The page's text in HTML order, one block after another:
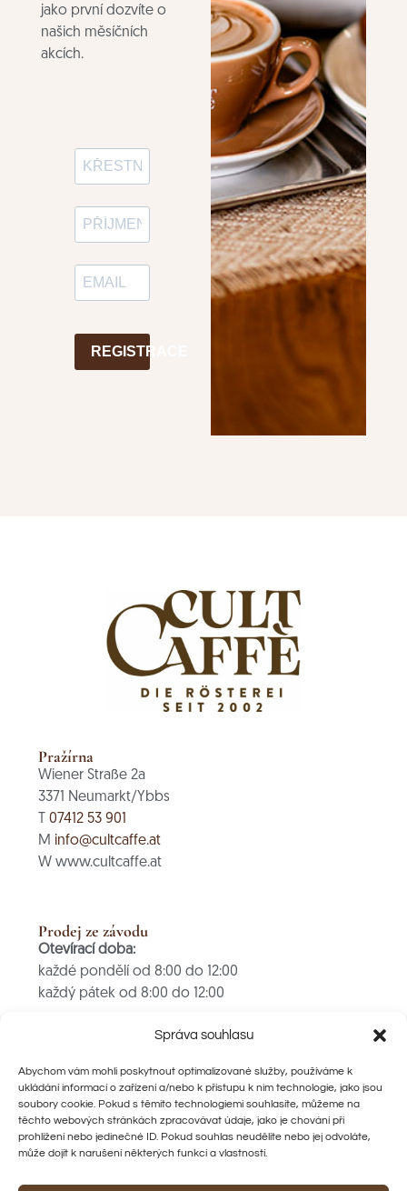
Správa souhlasu
Abychom vám mohli poskytnout optimalizované služby, používáme k
ukládání informací o zařízení a/nebo k přístupu k nim technologie, jako jsou
soubory cookie. Pokud s těmito technologiemi souhlasíte, můžeme na
těchto webových stránkách zpracovávat údaje, jako je chování při
prohlížení nebo jedinečné ID. Pokud souhlas neudělíte nebo jej odvoláte,
může dojít k narušení některých funkcí a vlastností.
jako první dozvíte o
našich měsíčních
akcích.
REGISTRACE
Pražírna
Wiener Straße 2a
3371 Neumarkt/Ybbs
T07412 53 901
M info@cultcaffe.at
W www.cultcaffe.at
Prodej ze závodu
Otevírací doba:
každé pondělí od 8:00 do 12:00
každý pátek od 8:00 do 12:00
PLATBA POUZE V HOTOVOSTI
Rychlé odkazy
Prodejní místa
Ochrana údajů
AGBs